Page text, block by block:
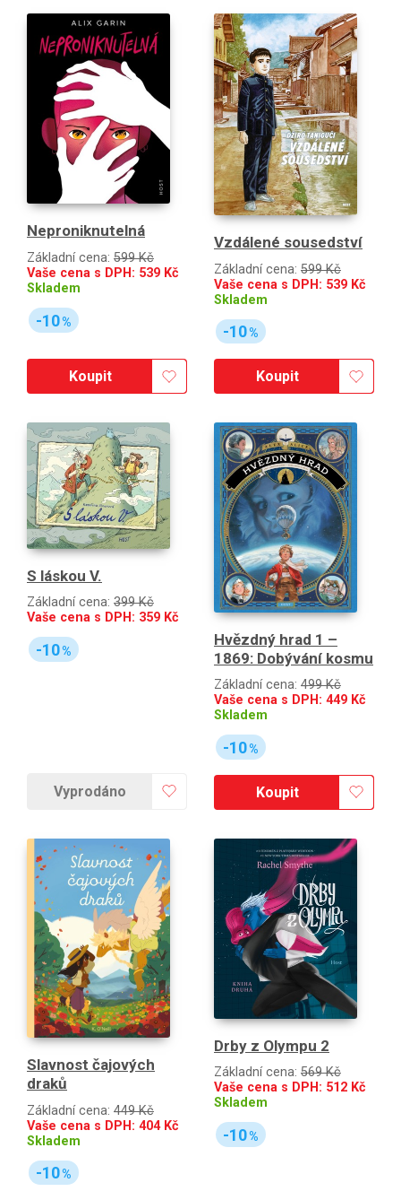
Neproniknutelná
Základní cena: 599 Kč
Vaše cena s DPH: 539 Kč
Skladem
-10%
Koupit
Vzdálené sousedství
Základní cena: 599 Kč
Vaše cena s DPH: 539 Kč
Skladem
-10%
Koupit
S láskou V.
Základní cena: 399 Kč
Vaše cena s DPH: 359 Kč
-10%
Vyprodáno
Hvězdný hrad 1 –
1869: Dobývání kosmu
Základní cena: 499 Kč
Vaše cena s DPH: 449 Kč
Skladem
-10%
Koupit
Slavnost čajových
draků
Základní cena: 449 Kč
Vaše cena s DPH: 404Kč
Skladem
-10%
Drby z Olympu 2
Základní cena: 569 Kč
Vaše cena s DPH: 512 Kč
Skladem
-10%